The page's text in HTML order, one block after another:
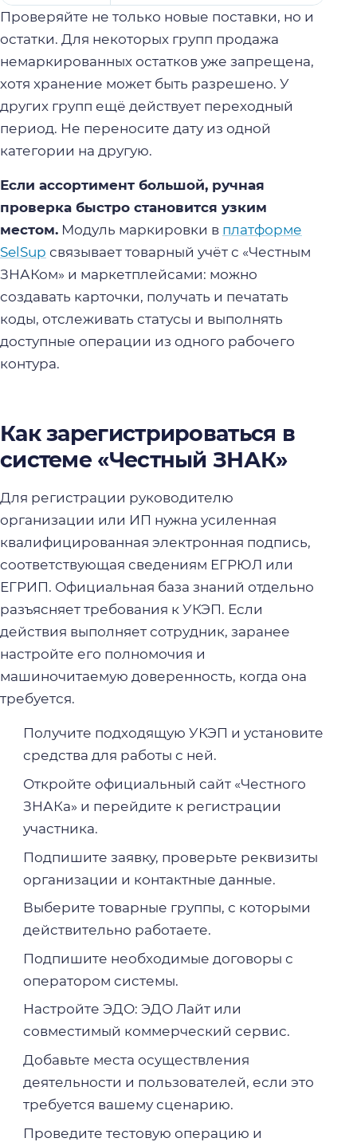
Проверяйте не только новые поставки, но и
остатки. Для некоторых групп продажа
немаркированных остатков уже запрещена,
хотя хранение может быть разрешено. У
других групп ещё действует переходный
период. Не переносите дату из одной
категории на другую.
Если ассортимент большой, ручная
проверка быстро становится узким
местом. Модуль маркировки в платформе
SelSup связывает товарный учёт с «Честным
ЗНАКом» и маркетплейсами: можно
создавать карточки, получать и печатать
коды, отслеживать статусы и выполнять
доступные операции из одного рабочего
контура.
Как зарегистрироваться в
системе «Честный ЗНАК»
Для регистрации руководителю
организации или ИП нужна усиленная
квалифицированная электронная подпись,
соответствующая сведениям ЕГРЮЛ или
ЕГРИП. Официальная база знаний отдельно
разъясняет требования к УКЭП. Если
действия выполняет сотрудник, заранее
настройте его полномочия и
машиночитаемую доверенность, когда она
требуется.
Получите подходящую УКЭП и установите
средства для работы с ней.
Откройте официальный сайт «Честного
ЗНАКа» и перейдите к регистрации
участника.
Подпишите заявку, проверьте реквизиты
организации и контактные данные.
Выберите товарные группы, с которыми
действительно работаете.
Подпишите необходимые договоры с
оператором системы.
Настройте ЭДО: ЭДО Лайт или
совместимый коммерческий сервис.
Добавьте места осуществления
деятельности и пользователей, если это
требуется вашему сценарию.
Проведите тестовую операцию и